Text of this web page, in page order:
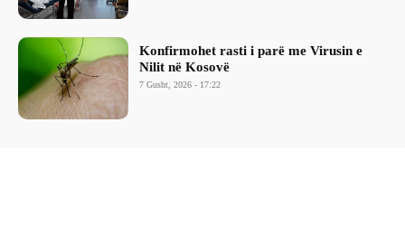
Konfirmohet rasti i parë me Virusin e
Nilit në Kosovë
7 Gusht, 2026 - 17:22